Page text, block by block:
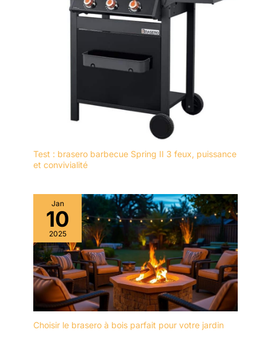
Test : brasero barbecue Spring II 3 feux, puissance
et convivialité
Jan
10
2025
Choisir le brasero à bois parfait pour votre jardin